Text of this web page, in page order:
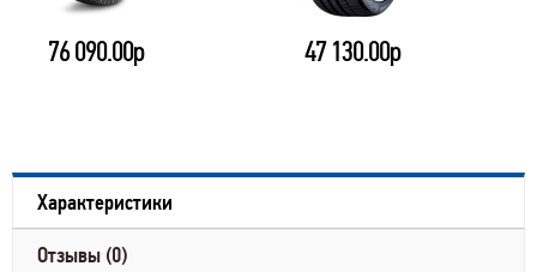
76 090.00р 47 130.00р
Характеристики
Отзывы (0)